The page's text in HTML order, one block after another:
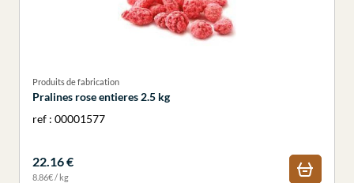
Produits de fabrication
Pralines rose entieres 2.5 kg
ref : 00001577
22.16 €
8.86€ / kg